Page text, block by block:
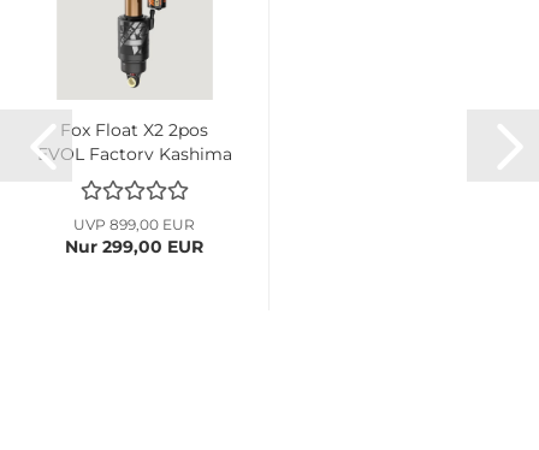
Fox Float X2 2pos
EVOL Factory Kashima
metric...
UVP 899,00 EUR
Nur 299,00 EUR